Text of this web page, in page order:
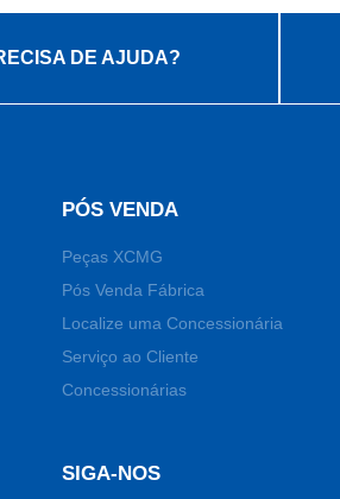
DE AJUDA?
PÓS VENDA
Peças XCMG
Pós Venda Fábrica
Localize uma Concessionária
Serviço ao Cliente
Concessionárias
SIGA-NOS